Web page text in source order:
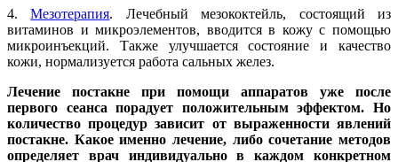
4.Мезотерапия. Лечебный мезококтейль, состоящий из
витаминов и микроэлементов, вводится в кожу с помощью
микроинъекций. Также улучшается состояние и качество
кожи, нормализуется работа сальных желез.
Лечение постакне при помощи аппаратов уже после
первого сеанса порадует положительным эффектом. Но
количество процедур зависит от выраженности явлений
постакне. Какое именно лечение, либо сочетание методов
определяет врач индивидуально в каждом конкретном